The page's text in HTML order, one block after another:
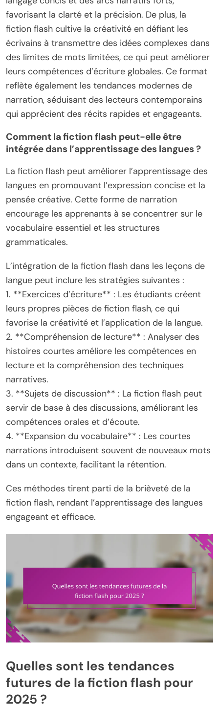
favorisant la clarté et la précision. De plus, la
fiction flash cultive la créativité en défiant les
écrivains à transmettre des idées complexes dans
des limites de mots limitées, ce qui peut améliorer
leurs compétences d’écriture globales. Ce format
reflète également les tendances modernes de
narration, séduisant des lecteurs contemporains
qui apprécient des récits rapides et engageants.
Comment la fiction flash peut-elle être
intégrée dans l’apprentissage des langues ?
La fiction flash peut améliorer l’apprentissage des
langues en promouvant l’expression concise et la
pensée créative. Cette forme de narration
encourage les apprenants à se concentrer sur le
vocabulaire essentiel et les structures
grammaticales.
L’intégration de la fiction flash dans les leçons de
langue peut inclure les stratégies suivantes :
1. **Exercices d’écriture** : Les étudiants créent
leurs propres pièces de fiction flash, ce qui
favorise la créativité et l’application de la langue.
2. **Compréhension de lecture** : Analyser des
histoires courtes améliore les compétences en
lecture et la compréhension des techniques
narratives.
3. **Sujets de discussion** : La fiction flash peut
servir de base à des discussions, améliorant les
compétences orales et d’écoute.
4. **Expansion du vocabulaire** : Les courtes
narrations introduisent souvent de nouveaux mots
dans un contexte, facilitant la rétention.
Ces méthodes tirent parti de la brièveté de la
fiction flash, rendant l’apprentissage des langues
engageant et efficace.
Quelles sont les tendances
futures de la fiction flash pour
2025 ?